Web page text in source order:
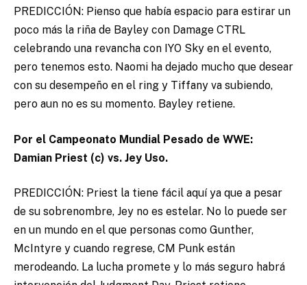
PREDICCIÓN: Pienso que había espacio para estirar un
poco más la riña de Bayley con Damage CTRL
celebrando una revancha con IYO Sky en el evento,
pero tenemos esto. Naomi ha dejado mucho que desear
con su desempeño en el ring y Tiffany va subiendo,
pero aun no es su momento. Bayley retiene.
Por el Campeonato Mundial Pesado de WWE:
Damian Priest (c) vs. Jey Uso.
PREDICCIÓN: Priest la tiene fácil aquí ya que a pesar
de su sobrenombre, Jey no es estelar. No lo puede ser
en un mundo en el que personas como Gunther,
McIntyre y cuando regrese, CM Punk están
merodeando. La lucha promete y lo más seguro habrá